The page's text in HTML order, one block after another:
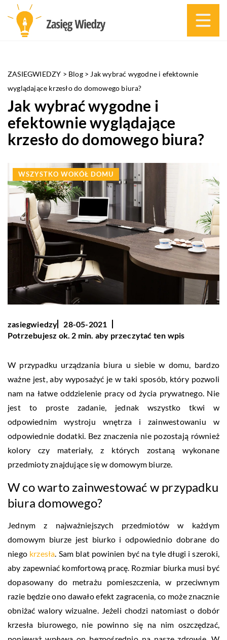
ZASIEGWIEDZY > Blog> Jak wybrać wygodne i efektownie
wyglądające krzesło do domowego biura?
Jak wybrać wygodne i
efektownie wyglądające
krzesło do domowego biura?
WSZYSTKO WOKÓŁ DOMU
zasiegwiedzy
28-05-2021
Potrzebujesz ok. 2 min. aby przeczytać ten wpis
W przypadku urządzania biura u siebie w domu, bardzo
ważne jest, aby wyposażyć je w taki sposób, który pozwoli
nam na łatwe oddzielenie pracy od życia prywatnego. Nie
jest to proste zadanie, jednak wszystko tkwi w
odpowiednim wystroju wnętrza i zainwestowaniu w
odpowiednie dodatki. Bez znaczenia nie pozostają również
kolory czy materiały, z których zostaną wykonane
przedmioty znajdujące się w domowym biurze.
W co warto zainwestować w przypadku
biura domowego?
Jednym z najważniejszych przedmiotów w każdym
domowym biurze jest biurko i odpowiednio dobrane do
niego krzesła . Sam blat powinien być na tyle długi i szeroki,
aby zapewniać komfortową pracę. Rozmiar biurka musi być
dopasowany do metrażu pomieszczenia, w przeciwnym
razie będzie ono dawało efekt zagracenia, co może znacznie
obniżać walory wizualne. Jeżeli chodzi natomiast o dobór
krzesła biurowego, nie powinno się na nim oszczędzać,